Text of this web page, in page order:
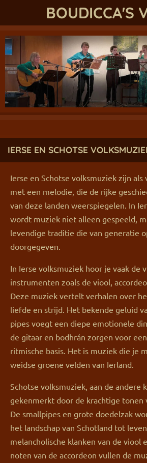
direct
naar
de
hoofdinhoud
BOUDICCA'S
IERSE EN SCHOTSE
Ierse en Schotse volksmuziek zijn
met een melodie, die de rijke
van deze landen weerspiegelen. In
wordt muziek niet alleen gespeeld,
levendige traditie die van generatie
doorgegeven.
In Ierse volksmuziek hoor je vaak de
instrumenten zoals de viool,
Deze muziek vertelt verhalen over
liefde en strijd. Het bekende geluid
pipes voegt een diepe emotionele
de gitaar en bodhrán zorgen voor
ritmische basis. Het is muziek die je
weidse groene velden van Ierland.
Schotse volksmuziek, aan de andere
gekenmerkt door de krachtige tonen
De smallpipes en grote doedelzak
het landschap van Schotland tot
melancholische klanken van de viool
noten van de accordeon vullen de